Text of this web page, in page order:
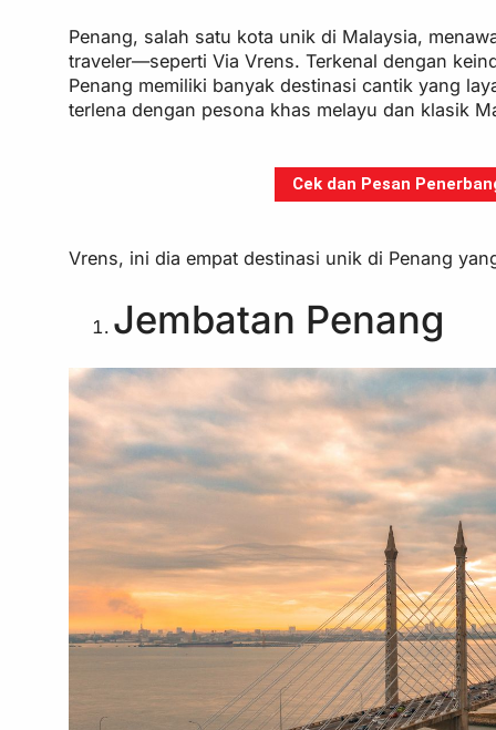
Penang, salah satu kota unik di Malaysia,
traveler—seperti Via Vrens. Terkenal dengan
Penang memiliki banyak destinasi cantik yang
terlena dengan pesona khas melayu dan klasik
Cek dan Pesan
Vrens, ini dia empat destinasi unik di Penang
Jembatan Penang